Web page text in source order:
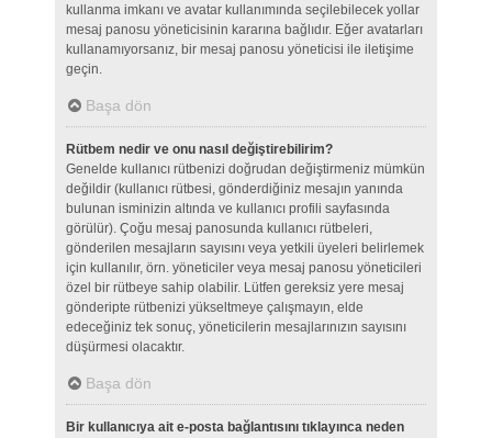
kullanma imkanı ve avatar kullanımında seçilebilecek yollar
mesaj panosu yöneticisinin kararına bağlıdır. Eğer avatarları
kullanamıyorsanız, bir mesaj panosu yöneticisi ile iletişime
geçin.
Başa dön
Rütbem nedir ve onu nasıl değiştirebilirim?
Genelde kullanıcı rütbenizi doğrudan değiştirmeniz mümkün
değildir (kullanıcı rütbesi, gönderdiğiniz mesajın yanında
bulunan isminizin altında ve kullanıcı profili sayfasında
görülür). Çoğu mesaj panosunda kullanıcı rütbeleri,
gönderilen mesajların sayısını veya yetkili üyeleri belirlemek
için kullanılır, örn. yöneticiler veya mesaj panosu yöneticileri
özel bir rütbeye sahip olabilir. Lütfen gereksiz yere mesaj
gönderipte rütbenizi yükseltmeye çalışmayın, elde
edeceğiniz tek sonuç, yöneticilerin mesajlarınızın sayısını
düşürmesi olacaktır.
Başa dön
Bir kullanıcıya ait e-posta bağlantısını tıklayınca neden